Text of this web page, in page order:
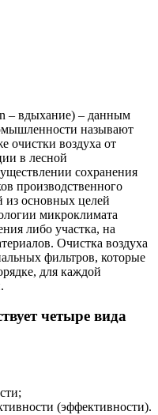
– вдыхание) – данным
называют
очистки воздуха от
в лесной
сохранения
производственного
из основных целей
микроклимата
либо участка, на
Очистка воздуха
фильтров, которые
для каждой
четыре вида
(эффективности).